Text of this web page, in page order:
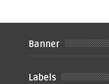
Banner
Labels